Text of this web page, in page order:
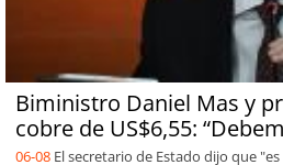
Biministro Daniel Mas y
cobre de US$6,55:
06-08 El secretario de Estado dijo que